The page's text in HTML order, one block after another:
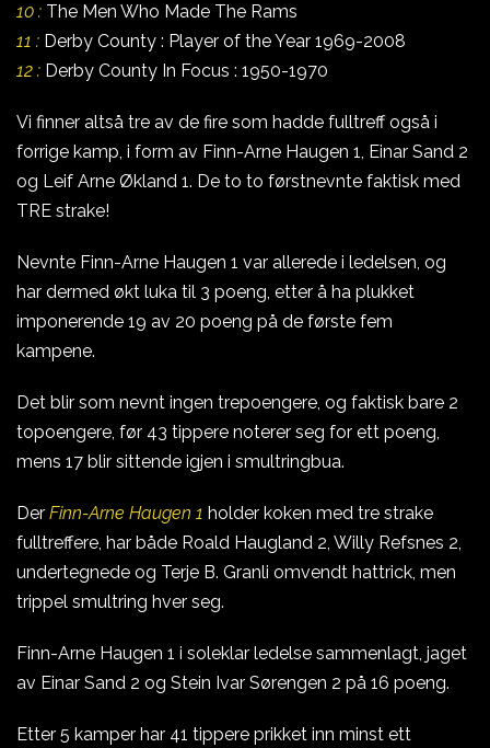
10 : The Men Who Made The Rams
11 : Derby County : Player of the Year 1969-2008
12 : Derby County In Focus : 1950-1970
Vi finner altså tre av de fire som hadde fulltreff også i
forrige kamp, i form av Finn-Arne Haugen 1, Einar Sand 2
og Leif Arne Økland 1. De to to førstnevnte faktisk med
TRE strake!
Nevnte Finn-Arne Haugen 1 var allerede i ledelsen, og
har dermed økt luka til 3 poeng, etter å ha plukket
imponerende 19 av 20 poeng på de første fem
kampene.
Det blir som nevnt ingen trepoengere, og faktisk bare 2
topoengere, før 43 tippere noterer seg for ett poeng,
mens 17 blir sittende igjen i smultringbua.
Der Finn-Arne Haugen 1 holder koken med tre strake
fulltreffere, har både Roald Haugland 2, Willy Refsnes 2,
undertegnede og Terje B. Granli omvendt hattrick, men
trippel smultring hver seg.
Finn-Arne Haugen 1 i soleklar ledelse sammenlagt, jaget
av Einar Sand 2 og Stein Ivar Sørengen 2 på 16 poeng.
Etter 5 kamper har 41 tippere prikket inn minst ett